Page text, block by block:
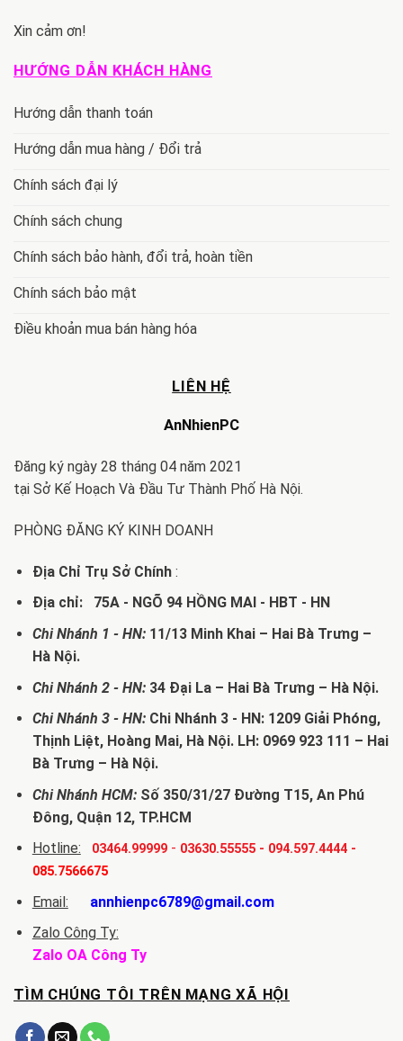
Xin cảm ơn!
HƯỚNG DẪN KHÁCH HÀNG
Hướng dẫn thanh toán
Hướng dẫn mua hàng / Đổi trả
Chính sách đại lý
Chính sách chung
Chính sách bảo hành, đổi trả, hoàn tiền
Chính sách bảo mật
Điều khoản mua bán hàng hóa
LIÊN HỆ
AnNhienPC
Đăng ký ngày 28 tháng 04 năm 2021
tại Sở Kế Hoạch Và Đầu Tư Thành Phố Hà Nội.
PHÒNG ĐĂNG KÝ KINH DOANH
Địa Chỉ Trụ Sở Chính:
Địa chỉ: 75A - NGÕ 94 HỒNG MAI - HBT - HN
Chi Nhánh 1 - HN:11/13 Minh Khai – Hai Bà Trưng –
Hà Nội.
Chi Nhánh 2 - HN:34 Đại La – Hai Bà Trưng – Hà Nội.
Chi Nhánh 3 - HN:Chi Nhánh 3 - HN: 1209 Giải Phóng,
Thịnh Liệt, Hoàng Mai, Hà Nội. LH: 0969 923 111 – Hai
Bà Trưng – Hà Nội.
Chi Nhánh HCM:Số 350/31/27 Đường T15, An Phú
Đông, Quận 12, TP.HCM
Hotline:
03464.99999- 03630.55555- 094.597.4444-
085.7566675
Email:
annhienpc6789@gmail.com
Zalo Công Ty:
Zalo OA Công Ty
TÌM CHÚNG TÔI TRÊN MẠNG XÃ HỘI